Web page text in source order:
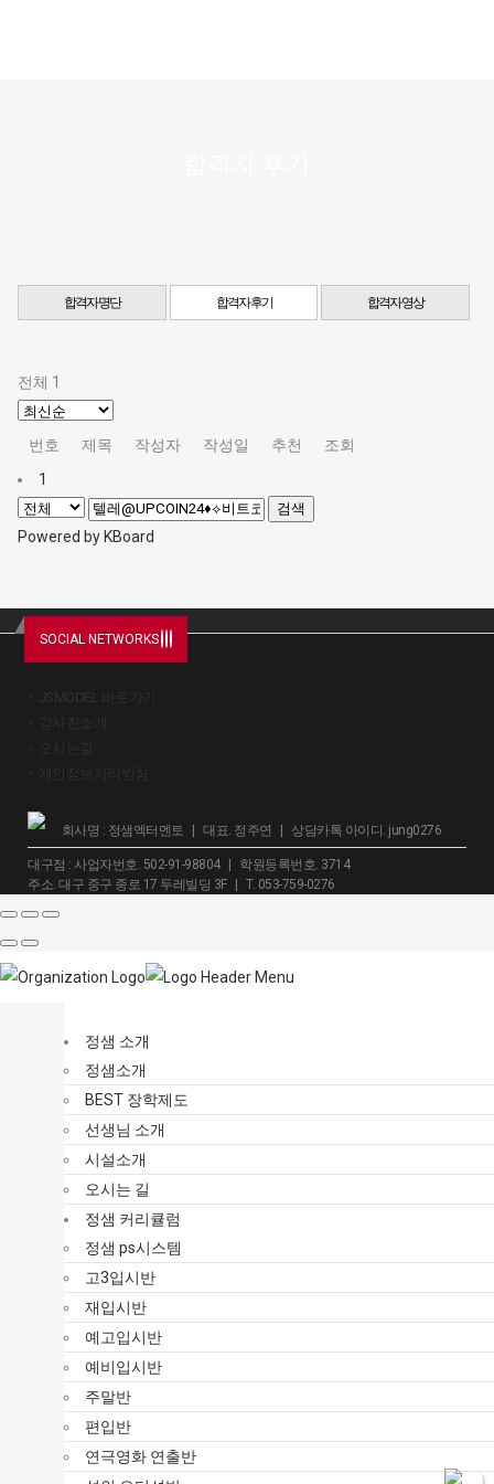
합격자 명단 합격자 후기 합격자 영상
전체 1
번호 제목 작성자 작성일 추천
조회
1
검색
Powered by KBoard
SOCIAL NETWORKS
회사명 : 정샘엑터멘토 | 대표. 정주연 | 상담카톡 아이디. jung0276
대구점 : 사업자번호. 502-91-98804 | 학원등록번호. 3714
주소. 대구 중구 종로 17 두레빌딩 3F | T. 053-759-0276
정샘 소개
정샘소개
BEST 장학제도
선생님 소개
시설소개
오시는 길
정샘 커리큘럼
정샘 ps시스템
고3입시반
재입시반
예고입시반
예비입시반
주말반
편입반
연극영화 연출반